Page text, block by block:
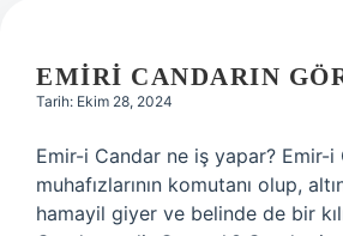
EMIRI CANDARIN
Tarih: Ekim 28, 2024
Emir-i Candar ne iş yapar? Emir-i
muhafızlarının komutanı olup,
hamayil giyer ve belinde de bir